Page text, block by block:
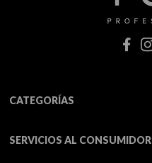
CATEGORÍAS
SERVICIOS AL CONSUMIDOR